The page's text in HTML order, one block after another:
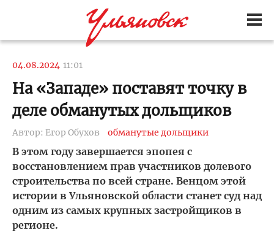
04.08.2024 11:01
На «Западе» поставят точку в
деле обманутых дольщиков
Автор: Егор Обухов обманутые дольщики
В этом году завершается эпопея с
восстановлением прав участников долевого
строительства по всей стране. Венцом этой
истории в Ульяновской области станет суд над
одним из самых крупных застройщиков в
регионе.